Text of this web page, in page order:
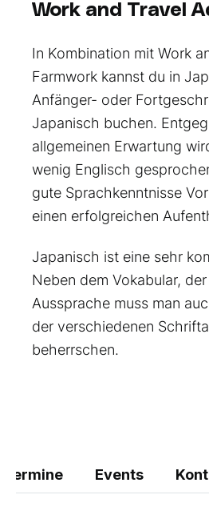
Work and Travel
In Kombination mit Work
Farmwork kannst du in
Anfänger- oder
Japanisch buchen.
allgemeinen Erwartung
wenig Englisch
gute Sprachkenntnisse
einen erfolgreichen
Japanisch ist eine sehr
Neben dem Vokabular,
Aussprache muss man
der verschiedenen
beherrschen.
Termine Events